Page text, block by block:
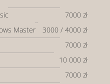
7000 zł
Master
3000 / 4000 zł
7000 zł
10 000 zł
7000 zł